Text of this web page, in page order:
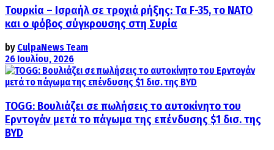
Τουρκία – Ισραήλ σε τροχιά ρήξης: Τα F-35, το ΝΑΤΟ
και ο φόβος σύγκρουσης στη Συρία
by CulpaNews Team
26 Ιουλίου, 2026
TOGG: Βουλιάζει σε πωλήσεις το αυτοκίνητο του
Ερντογάν μετά το πάγωμα της επένδυσης $1 δισ. της
BYD